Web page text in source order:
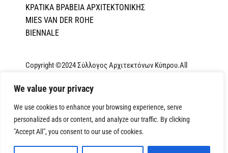
We value your privacy
We use cookies to enhance your browsing experience, serve
personalized ads or content, and analyze our traffic. By clicking
"Accept All", you consent to our use of cookies.
ΚΡΑΤΙΚΑ ΒΡΑΒΕΙΑ ΑΡΧΙΤΕΚΤΟΝΙΚΗΣ
MIES VAN DER ROHE
BIENNALE
Copyright ©2024 Σύλλογος Αρχιτεκτόνων Κύπρου.All
Privacy Policy